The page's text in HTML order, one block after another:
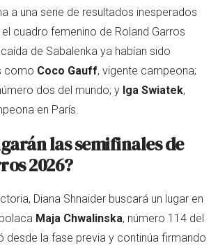
a una serie de resultados inesperados
cuadro femenino de Roland Garros
de Sabalenka ya habían sido
como Coco Gauff, vigente campeona;
dos del mundo; y Iga Swiatek,
en París.
las semifinales de
2026?
Diana Shnaider buscará un lugar en
Maja Chwalinska, número 114 del
desde la fase previa y continúa firmando